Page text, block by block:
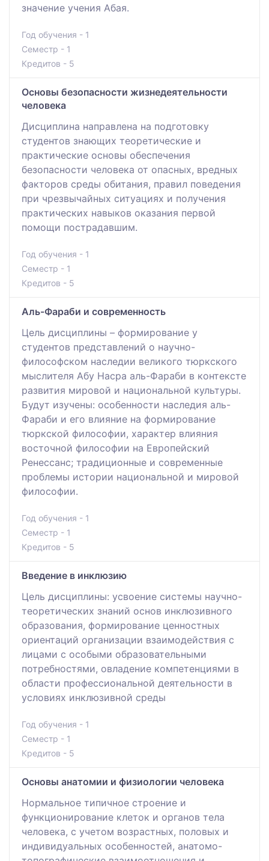
значение учения Абая.
Год обучения - 1
Семестр - 1
Кредитов - 5
Основы безопасности жизнедеятельности
человека
Дисциплина направлена на подготовку
студентов знающих теоретические и
практические основы обеспечения
безопасности человека от опасных, вредных
факторов среды обитания, правил поведения
при чрезвычайных ситуациях и получения
практических навыков оказания первой
помощи пострадавшим.
Год обучения - 1
Семестр - 1
Кредитов - 5
Аль-Фараби и современность
Цель дисциплины – формирование у
студентов представлений о научно-
философском наследии великого тюркского
мыслителя Абу Насра аль-Фараби в контексте
развития мировой и национальной культуры.
Будут изучены: особенности наследия аль-
Фараби и его влияние на формирование
тюркской философии, характер влияния
восточной философии на Европейский
Ренессанс; традиционные и современные
проблемы истории национальной и мировой
философии.
Год обучения - 1
Семестр - 1
Кредитов - 5
Введение в инклюзию
Цель дисциплины: усвоение системы научно-
теоретических знаний основ инклюзивного
образования, формирование ценностных
ориентаций организации взаимодействия с
лицами с особыми образовательными
потребностями, овладение компетенциями в
области профессиональной деятельности в
условиях инклюзивной среды
Год обучения - 1
Семестр - 1
Кредитов - 5
Основы анатомии и физиологии человека
Нормальное типичное строение и
функционирование клеток и органов тела
человека, с учетом возрастных, половых и
индивидуальных особенностей, анатомо-